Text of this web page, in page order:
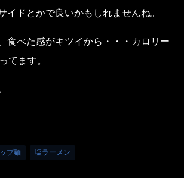
イドとかで良いかもしれませんね。
食べた感がキツイから・・・カロリー
ます。
プ麺 塩ラーメン